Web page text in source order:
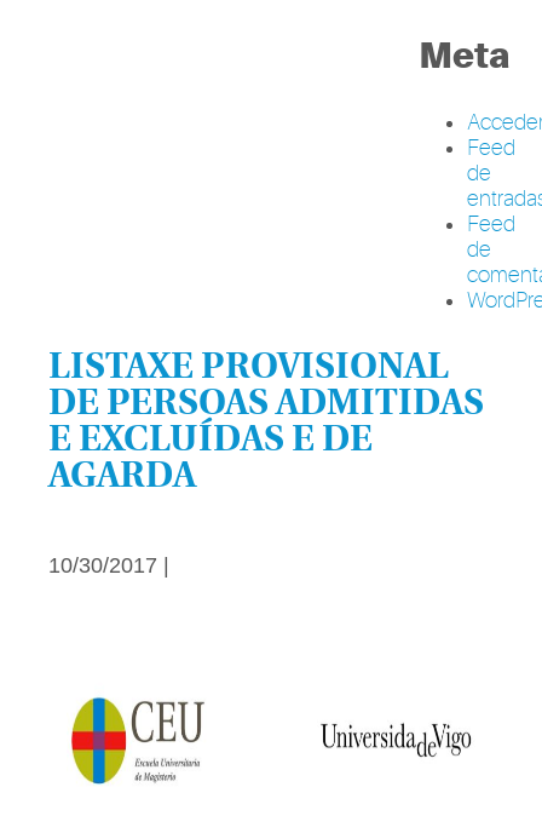
Meta
Feed
de
Feed
de
LISTAXE PROVISIONAL
DE PERSOAS ADMITIDAS
E EXCLUÍDAS E DE
AGARDA
10/30/2017 |